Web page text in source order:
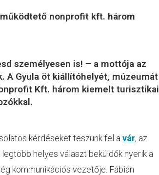
nonprofit kft. három
személyesen is! – a mottója az
A Gyula öt kiállítóhelyét, múzeumát
Kft. három kiemelt turisztikai
kérdéseket teszünk fel a vár, az
legtöbb helyes választ beküldők nyerik a
kommunikációs vezetője. Fábián